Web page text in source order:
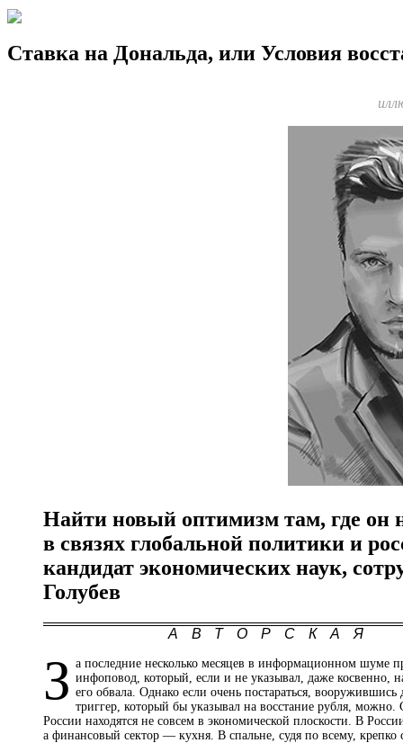
Ставка на Дональда, или Условия
Найти новый оптимизм там, где он
в связях глобальной политики и
кандидат экономических наук,
Голубев
З а последние несколько месяцев в информационном шуме
инфоповод, который, если и не указывал, даже косвенно,
его обвала. Однако если очень постараться,
триггер, который бы указывал на восстание рубля,
России находятся не совсем в экономической плоскости. В
а финансовый сектор — кухня. В спальне, судя по всему, крепко